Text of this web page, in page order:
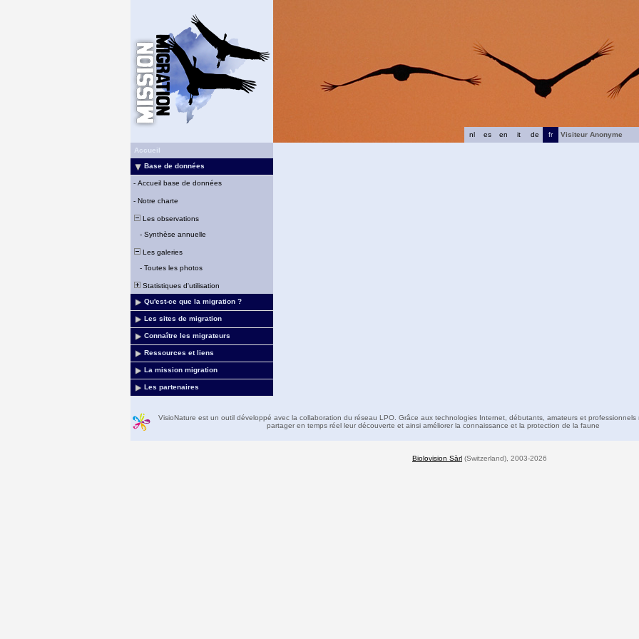
fr
de
it
en
es
nl
Visiteur Anonyme
Accueil
Base de données
- Accueil base de données
- Notre charte
Les observations
- Synthèse annuelle
Les galeries
- Toutes les photos
Statistiques d'utilisation
Qu'est-ce que la migration ?
Les sites de migration
Connaître les migrateurs
Ressources et liens
La mission migration
Les partenaires
VisioNature est un outil développé avec la collaboration du réseau LPO. Grâce aux technologies Internet, débutants, amateurs et professionnels
partager en temps réel leur découverte et ainsi améliorer la connaissance et la protection de la faune
Biolovision Sàrl (Switzerland), 2003-2026